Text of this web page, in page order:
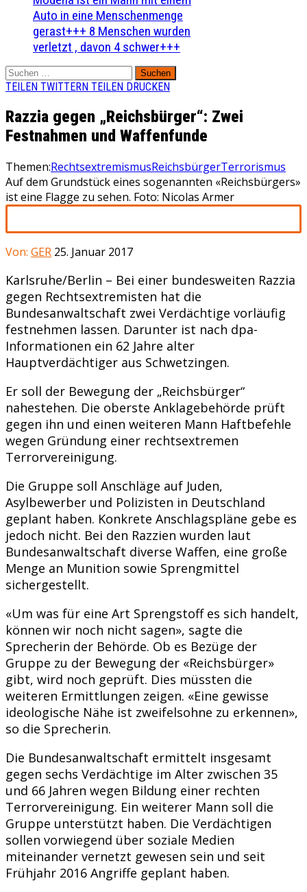
Auto in eine Menschenmenge
gerast+++ 8 Menschen wurden
verletzt , davon 4 schwer+++
Suchen
nach:
TEILEN TWITTERN TEILEN DRUCKEN
Razzia gegen „Reichsbürger“: Zwei
Festnahmen und Waffenfunde
Themen:RechtsextremismusReichsbürgerTerrorismus
Auf dem Grundstück eines sogenannten «Reichsbürgers»
ist eine Flagge zu sehen. Foto: Nicolas Armer
Von: GER 25. Januar 2017
Karlsruhe/Berlin – Bei einer bundesweiten Razzia
gegen Rechtsextremisten hat die
Bundesanwaltschaft zwei Verdächtige vorläufig
festnehmen lassen. Darunter ist nach dpa-
Informationen ein 62 Jahre alter
Hauptverdächtiger aus Schwetzingen.
Er soll der Bewegung der „Reichsbürger“
nahestehen. Die oberste Anklagebehörde prüft
gegen ihn und einen weiteren Mann Haftbefehle
wegen Gründung einer rechtsextremen
Terrorvereinigung.
Die Gruppe soll Anschläge auf Juden,
Asylbewerber und Polizisten in Deutschland
geplant haben. Konkrete Anschlagspläne gebe es
jedoch nicht. Bei den Razzien wurden laut
Bundesanwaltschaft diverse Waffen, eine große
Menge an Munition sowie Sprengmittel
sichergestellt.
«Um was für eine Art Sprengstoff es sich handelt,
können wir noch nicht sagen», sagte die
Sprecherin der Behörde. Ob es Bezüge der
Gruppe zu der Bewegung der «Reichsbürger»
gibt, wird noch geprüft. Dies müssten die
weiteren Ermittlungen zeigen. «Eine gewisse
ideologische Nähe ist zweifelsohne zu erkennen»,
so die Sprecherin.
Die Bundesanwaltschaft ermittelt insgesamt
gegen sechs Verdächtige im Alter zwischen 35
und 66 Jahren wegen Bildung einer rechten
Terrorvereinigung. Ein weiterer Mann soll die
Gruppe unterstützt haben. Die Verdächtigen
sollen vorwiegend über soziale Medien
miteinander vernetzt gewesen sein und seit
Frühjahr 2016 Angriffe geplant haben.